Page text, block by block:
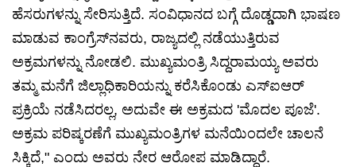
ಹೆಸರುಗಳನ್ನು ಸೇರಿಸುತ್ತಿದೆ. ಸಂವಿಧಾನದ ಬಗ್ಗೆ ದೊಡ್ಡದಾಗಿ ಭಾಷಣ
ಮಾಡುವ ಕಾಂಗ್ರೆಸ್‌ನವರು, ರಾಜ್ಯದಲ್ಲಿ ನಡೆಯುತ್ತಿರುವ
ಅಕ್ರಮಗಳನ್ನು ನೋಡಲಿ. ಮುಖ್ಯಮಂತ್ರಿ ಸಿದ್ದರಾಮಯ್ಯ ಅವರು
ತಮ್ಮ ಮನೆಗೆ ಜಿಲ್ಲಾಧಿಕಾರಿಯನ್ನು ಕರೆಸಿಕೊಂಡು ಎಸ್‌ಐಆರ್
ಪ್ರಕ್ರಿಯೆ ನಡೆಸಿದರಲ್ಲ, ಅದುವೇ ಈ ಅಕ್ರಮದ 'ಮೊದಲ ಪೂಜೆ'.
ಅಕ್ರಮ ಪರಿಷ್ಕರಣೆಗೆ ಮುಖ್ಯಮಂತ್ರಿಗಳ ಮನೆಯಿಂದಲೇ ಚಾಲನೆ
ಸಿಕ್ಕಿದೆ," ಎಂದು ಅವರು ನೇರ ಆರೋಪ ಮಾಡಿದ್ದಾರೆ.